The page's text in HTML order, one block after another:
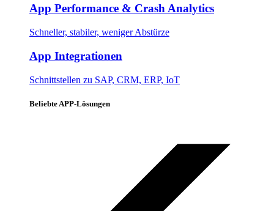
App Performance & Crash Analytics
Schneller, stabiler, weniger Abstürze
App Integrationen
Schnittstellen zu SAP, CRM, ERP, IoT
Beliebte APP-Lösungen